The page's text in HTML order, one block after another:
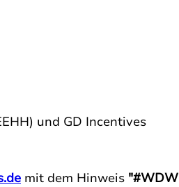
und GD Incentives
mit dem Hinweis "#WDW